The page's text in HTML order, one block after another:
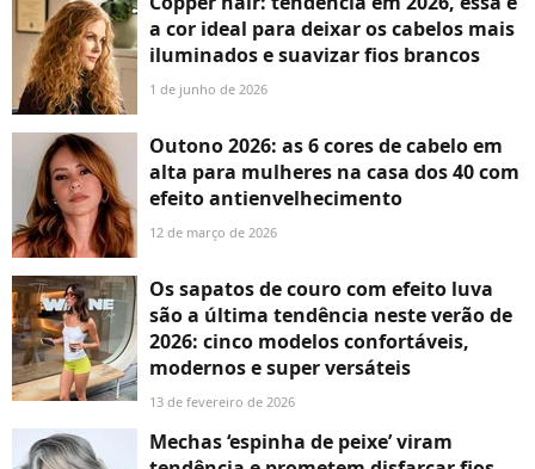
a cor ideal para deixar os cabelos mais
iluminados e suavizar fios brancos
1 de junho de 2026
Outono 2026: as 6 cores de cabelo em
alta para mulheres na casa dos 40 com
efeito antienvelhecimento
12 de março de 2026
Os sapatos de couro com efeito luva
são a última tendência neste verão de
2026: cinco modelos confortáveis,
modernos e super versáteis
13 de fevereiro de 2026
Mechas ‘espinha de peixe’ viram